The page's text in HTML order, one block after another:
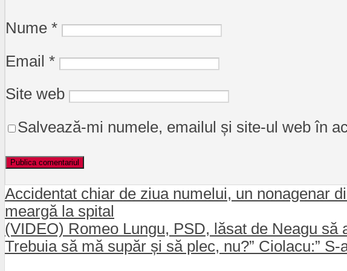
Nume *
Email *
Site web
Salvează-mi numele, emailul și site-ul web în
Accidentat chiar de ziua numelui, un nonagenar
meargă la spital
(VIDEO) Romeo Lungu, PSD, lăsat de Neagu
Trebuia să mă supăr și să plec, nu?” Ciolacu:”